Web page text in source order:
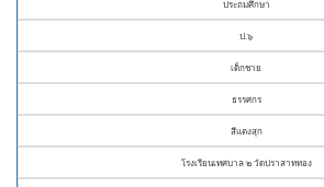
ประถมศึกษา
ป.๖
เด็กชาย
ธรรศกร
สีแตงสุก
โรงเรียนเทศบาล ๒ วัดปราสาททอง